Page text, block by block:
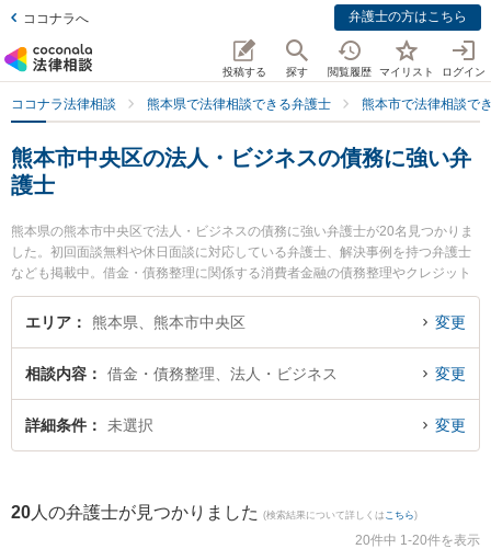
ココナラへ 弁護士の方はこちら
投稿する 探す 閲覧履歴 マイリスト ログイン
ココナラ法律相談 熊本県で法律相談できる弁護士 熊本市で法律相談で
熊本市中央区の法人・ビジネスの債務に強い弁
護士
熊本県の熊本市中央区で法人・ビジネスの債務に強い弁護士が20名見つかりま
した。初回面談無料や休日面談に対応している弁護士、解決事例を持つ弁護士
なども掲載中。借金・債務整理に関係する消費者金融の債務整理やクレジット
会社の債務整理、リボ払いの債務整理等の細かな分野での絞り込み検索もでき
便利です。特に保田窪法律事務所の田上 裕輝弁護士や松﨑法律事務所の若曽根
法人・ビジネスの債務のトラブルを今すぐに弁護士に相談したい』『法人・ビ
ジネスの債務のトラブル解決の実績豊富な近くの弁護士を検索したい』『初回
相談無料で法人・ビジネスの債務を法律相談できる熊本市中央区内の弁護士に
エリア 熊本県、熊本市中央区 変更
相談内容 借金・債務整理、法人・ビジネス 変更
詳細条件 未選択 変更
20 人の弁護士が見つかりました (検索結果について詳しくは こちら)
20件中 1-20件を表示